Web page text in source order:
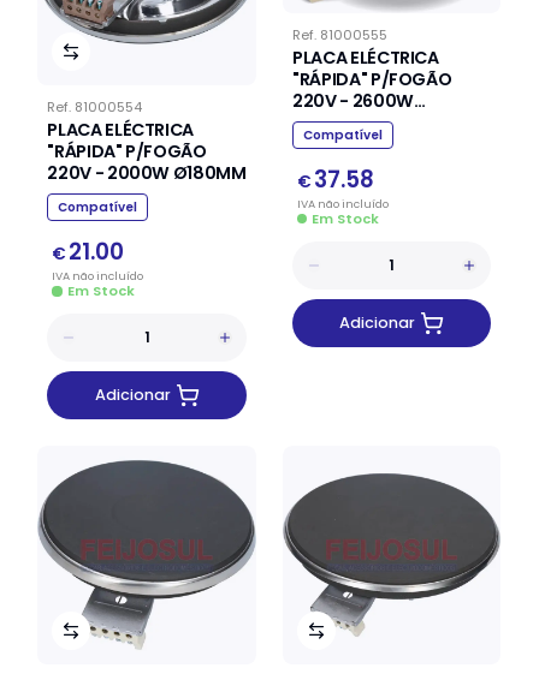
Ref. 81000554
PLACA ELÉCTRICA
"RÁPIDA" P/FOGÃO
220V - 2000W Ø180MM
Compatível
€ 21.00
IVA nãoincluído
Em Stock
Adicionar
Ref. 81000555
PLACA ELÉCTRICA
"RÁPIDA" P/FOGÃO
220V - 2600W
Ø220MM
Compatível
€ 37.58
IVA nãoincluído
Em Stock
Adicionar